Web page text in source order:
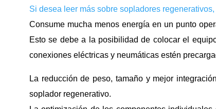
Si desea leer más sobre sopladores
Consume mucha menos energía en un punto
Esto se debe a la posibilidad de colocar el
conexiones eléctricas y neumáticas estén
La reducción de peso, tamaño y mejor
soplador regenerativo.